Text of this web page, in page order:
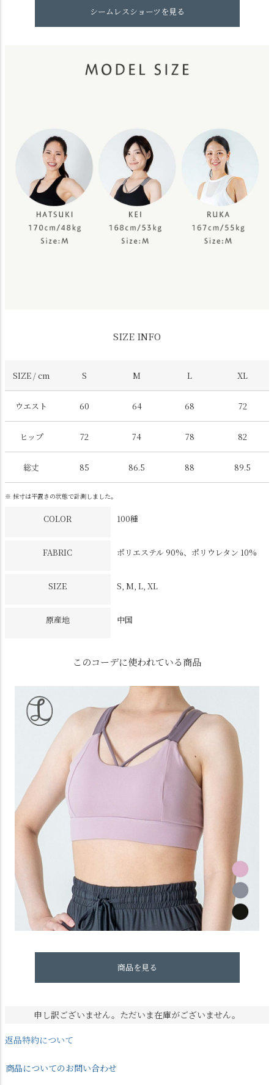
シームレスショーツを見る
SIZE INFO
SIZE / cm S M L XL
ウエスト 60 64 68 72
ヒップ 72 74 78 82
総丈 85 86.5 88 89.5
※ 採寸は平置きの状態で計測しました。
COLOR 100種
FABRIC ポリエステル 90%、ポリウレタン 10%
SIZE S, M, L, XL
原産地 中国
このコーデに使われている商品
商品を見る
申し訳ございません。ただいま在庫がございません。
返品特約について
商品についてのお問い合わせ